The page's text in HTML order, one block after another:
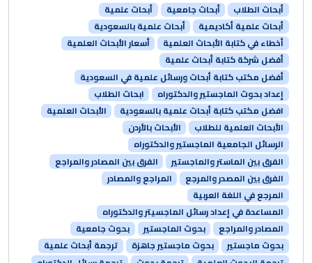
أبحاث الطلاب أبحاث جامعية
أبحاث علمية
أبحاث علمية أكاديمية
أبحاث علمية بالسعودية
أخطاء في كتابة الأبحاث العلمية
أسعار الأبحاث العلمية
أفضل شركة كتابة أبحاث علمية
أفضل مكتب كتابة أبحاث ورسائل علمية في السعودية
إعداد بحوث الماجستير والدكتوراه
ابحاث الطلاب
افضل مكتب كتابة أبحاث علمية بالسعودية
الأبحاث العلمية
الأبحاث العلمية للطلاب
الأبحاث بالأردن
الرسائل الجامعية الماجستير والدكتوراه
الفرق بين الماستر والماجستير
الفرق بين المصادر والمراجع
الفرق بين المصدر والمرجع
المراجع والمصادر
المرجع في اللغة العربية
المساعدة في إعداد رسائل الماجسيتر والدكتوراه
المصادر والمراجع
بحوث الماجستير
بحوث جامعية
بحوث ماجستير
بحوث ماجستير جاهزة
ترجمة أبحاث علمية